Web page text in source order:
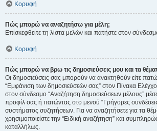
Κορυφή
Πώς μπορώ να αναζητήσω για μέλη;
Επίσκεφθείτε τη λίστα μελών και πατήστε στον
Κορυφή
Πώς μπορώ να βρω τις δημοσιεύσεις μου και τα
Οι δημοσιεύσεις σας μπορούν να ανακτηθούν είτε
“Εμφάνιση των δημοσιεύσεών σας” στον Πίνακα
στον σύνδεσμο “Αναζήτηση δημοσιεύσεων μέλους”
προφίλ σας ή πατώντας στο μενού “Γρήγορες
συστήματος συζητήσεων. Για να αναζητήσετε για τα
χρησιμοποιείστε την “Ειδική αναζήτηση” και
καταλλήλως.